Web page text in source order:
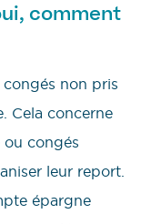
comment
non pris
Cela concerne
ou congés
leur report.
épargne